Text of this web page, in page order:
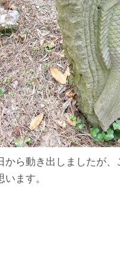
ら動き出しましたが
ます。